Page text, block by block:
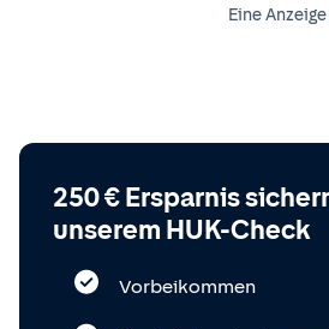
Eine
250 € Ersparnis
unserem HUK-Check
Vorbeikommen